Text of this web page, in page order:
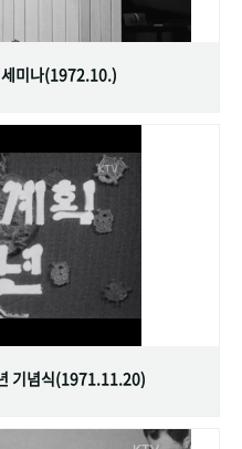
미나(1972.10.)
기념식(1971.11.20)